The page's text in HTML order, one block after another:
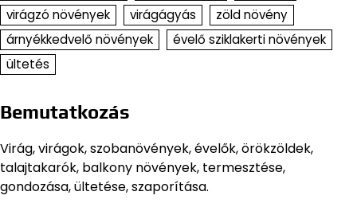
virágzó növények
virágágyás
zöld növény
árnyékkedvelő növények
évelő sziklakerti növények
ültetés
Bemutatkozás
Virág, virágok, szobanövények, évelők, örökzöldek,
talajtakarók, balkony növények, termesztése,
gondozása, ültetése, szaporítása.